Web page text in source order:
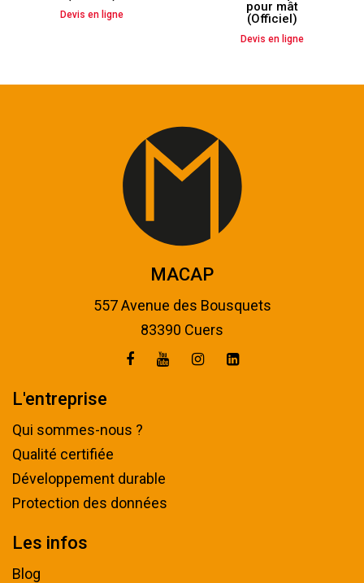
Devis en ligne
pour mât
(Officiel)
Devis en ligne
MACAP
557 Avenue des Bousquets
83390 Cuers
L'entreprise
Qui sommes-nous ?
Qualité certifiée
Développement durable
Protection des données
Les infos
Blog